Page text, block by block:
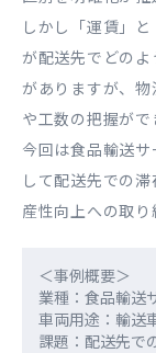
しかし「運賃」
が配送先でどの
がありますが、
や工数の把握がで
今回は食品輸送
して配送先での
産性向上への取り
＜事例概要＞
業種：食品輸送
車両用途：輸送
課題：配送先で